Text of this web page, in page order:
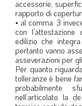
accessorie,
rapporto di
• al comma 3
con
edilizio che
pertanto vanno
asseverazioni per
Per quanto
tolleranze è bene
probabilmente
nell’articolato la